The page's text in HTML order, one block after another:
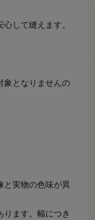
して縫えます。
象となりませんの
と実物の色味が異
ります。幅につき